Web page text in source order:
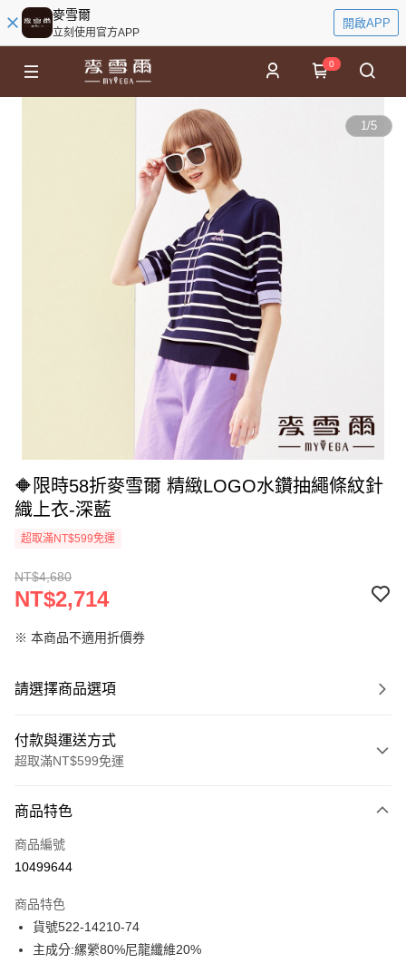
麥雪爾
立刻使用官方APP
開啟APP
0
1/5
🔶限時58折麥雪爾 精緻LOGO水鑽抽繩條紋針
織上衣-深藍
超取滿NT$599免運
NT$4,680
NT$2,714
※ 本商品不適用折價券
請選擇商品選項
付款與運送方式
超取滿NT$599免運
信用卡一次付款
信用卡分期付款
合作金庫商業銀行
華南商業銀行
上海商業儲蓄銀行
超商取貨付款
LINE Pay
商品特色
商品編號
10499644
商品特色
貨號522-14210-74
主成分:縲縈80%尼龍纖維20%